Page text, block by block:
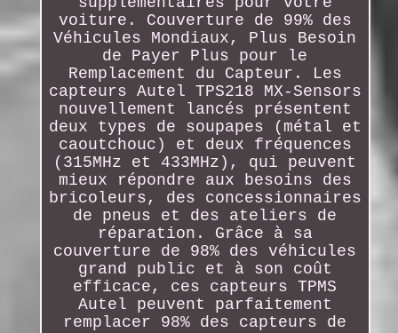
voiture. Couverture de 99% des
Véhicules Mondiaux, Plus Besoin
de Payer Plus pour le
Remplacement du Capteur. Les
capteurs Autel TPS218 MX-Sensors
nouvellement lancés présentent
deux types de soupapes (métal et
caoutchouc) et deux fréquences
(315MHz et 433MHz), qui peuvent
mieux répondre aux besoins des
bricoleurs, des concessionnaires
de pneus et des ateliers de
réparation. Grâce à sa
couverture de 98% des véhicules
grand public et à son coût
efficace, ces capteurs TPMS
Autel peuvent parfaitement
remplacer 98% des capteurs de